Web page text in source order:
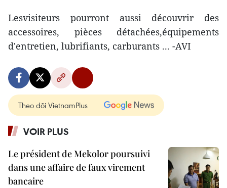
Lesvisiteurs pourront aussi découvrir des
accessoires, pièces détachées,équipements
d'entretien, lubrifiants, carburants ... -AVI
Theo dõi VietnamPlus
VOIR PLUS
Le président de Mekolor poursuivi
dans une affaire de faux virement
bancaire